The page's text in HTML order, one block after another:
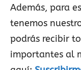
Además, para
tenemos
podrás recibir
importantes al